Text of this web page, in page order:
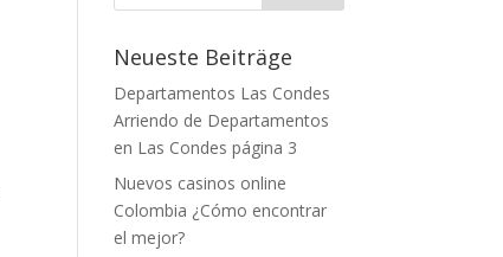
Neueste Beiträge
Departamentos Las Condes
Arriendo de Departamentos
en Las Condes página 3
Nuevos casinos online
Colombia ¿Cómo encontrar
el mejor?